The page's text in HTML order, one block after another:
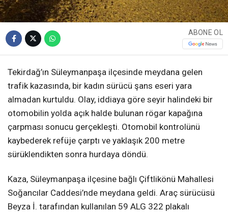
ABONE OL
Tekirdağ’ın Süleymanpaşa ilçesinde meydana gelen
trafik kazasında, bir kadın sürücü şans eseri yara
almadan kurtuldu. Olay, iddiaya göre seyir halindeki bir
otomobilin yolda açık halde bulunan rögar kapağına
çarpması sonucu gerçekleşti. Otomobil kontrolünü
kaybederek refüje çarptı ve yaklaşık 200 metre
sürüklendikten sonra hurdaya döndü.
Kaza, Süleymanpaşa ilçesine bağlı Çiftlikönü Mahallesi
Soğancılar Caddesi’nde meydana geldi. Araç sürücüsü
Beyza İ. tarafından kullanılan 59 ALG 322 plakalı